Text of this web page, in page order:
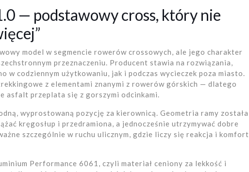
— podstawowy cross, który nie
model w segmencie rowerów crossowych, ale jego charakter
przeznaczeniu. Producent stawia na rozwiązania,
w codziennym użytkowaniu, jak i podczas wycieczek poza miasto.
z elementami znanymi z rowerów górskich — dlatego
asfalt przeplata się z gorszymi odcinkami.
wyprostowaną pozycję za kierownicą. Geometria ramy została
kręgosłup i przedramiona, a jednocześnie utrzymywać dobre
szczególnie w ruchu ulicznym, gdzie liczy się reakcja i komfort
Performance 6061, czyli materiał ceniony za lekkość i